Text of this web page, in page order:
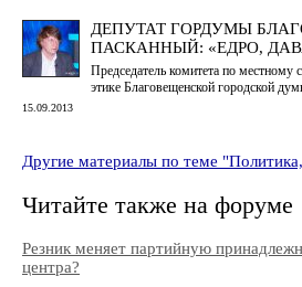
ДЕПУТАТ ГОРДУМЫ
ПАСКАННЫЙ: «ЕДРО,
Председатель комитета по местному
этике Благовещенской городской
15.09.2013
Другие материалы по теме
Читайте также на форуме
Резник меняет партийную
центра?